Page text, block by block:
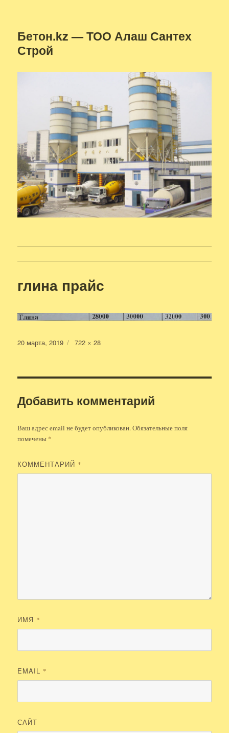
Бетон.kz — ТОО Алаш Сантех
Строй
глина прайс
Опубликовано
20 марта, 2019
Полный
722 × 28
Добавить комментарий
Ваш адрес email не будет опубликован.Обязательные поля
помечены *
КОММЕНТАРИЙ *
ИМЯ *
EMAIL *
САЙТ